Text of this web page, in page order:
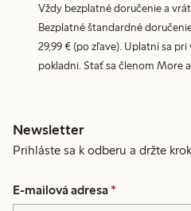
Vždy bezplatné doručenie a
Bezplatné štandardné
29,99 € (po zľave). Uplatní sa
pokladni. Stať sa členom More
Newsletter
Prihláste sa k odberu a držte
E-mailová adresa *